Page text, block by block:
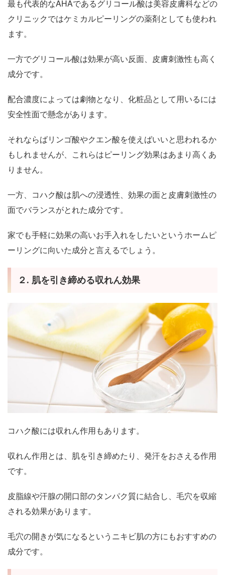
最も代表的なAHAであるグリコール酸は美容皮膚科などの
クリニックではケミカルピーリングの薬剤としても使われ
ます。
一方でグリコール酸は効果が高い反面、皮膚刺激性も高く
成分です。
配合濃度によっては劇物となり、化粧品として用いるには
安全性面で懸念があります。
それならばリンゴ酸やクエン酸を使えばいいと思われるか
もしれませんが、これらはピーリング効果はあまり高くあ
りません。
一方、コハク酸は肌への浸透性、効果の面と皮膚刺激性の
面でバランスがとれた成分です。
家でも手軽に効果の高いお手入れをしたいというホームピ
ーリングに向いた成分と言えるでしょう。
２. 肌を引き締める収れん効果
コハク酸には収れん作用もあります。
収れん作用とは、肌を引き締めたり、発汗をおさえる作用
です。
皮脂線や汗腺の開口部のタンパク質に結合し、毛穴を収縮
される効果があります。
毛穴の開きが気になるというニキビ肌の方にもおすすめの
成分です。